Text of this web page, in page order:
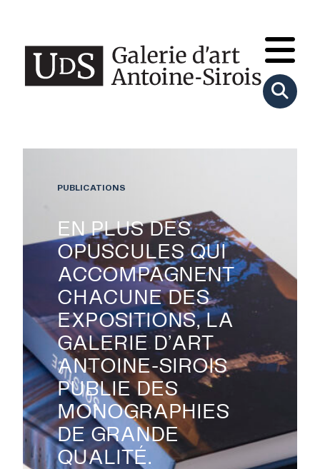
EN PLUS DES
OPUSCULES QUI
ACCOMPAGNENT
CHACUNE DES
EXPOSITIONS, LA
GALERIE D’ART
ANTOINE-SIROIS
PUBLIE DES
MONOGRAPHIES
DE GRANDE
QUALITÉ.
PUBLICATIONS